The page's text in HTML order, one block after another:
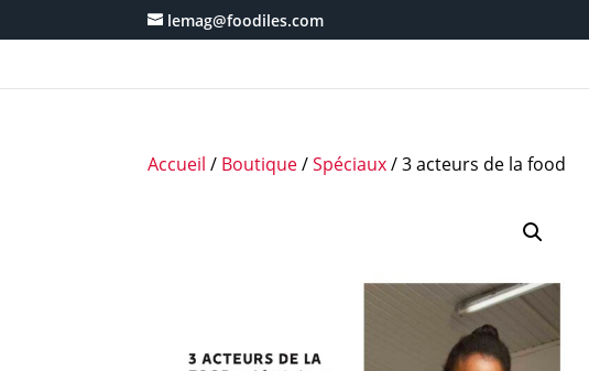
lemag@foodiles.com
Accueil / Boutique/Spéciaux/ 3 acteurs de la food